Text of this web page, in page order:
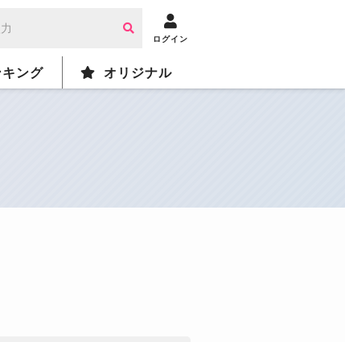
ログイン
ング オリジナル